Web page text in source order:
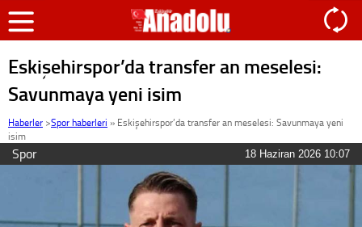
Eskişehirspor’da transfer an meselesi:
Savunmaya yeni isim
Haberler >Spor haberleri » Eskişehirspor’da transfer an meselesi: Savunmaya yeni
isim
Spor 18 Haziran 2026 10:07